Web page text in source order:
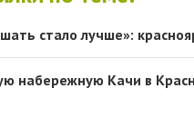
стало лучше»:
набережную Качи в